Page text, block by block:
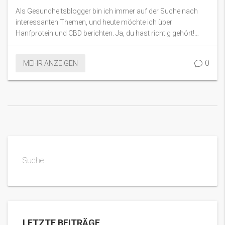
Als Gesundheitsblogger bin ich immer auf der Suche nach
interessanten Themen, und heute möchte ich über
Hanfprotein und CBD berichten. Ja, du hast richtig gehört!
Hanfprotein enthält tatsächlich CBD. Werfen wir also einen
faszinierende Welt der Hanfproteine und ihre potenziellen
MEHR ANZEIGEN 0
Suche
LETZTE BEITRÄGE